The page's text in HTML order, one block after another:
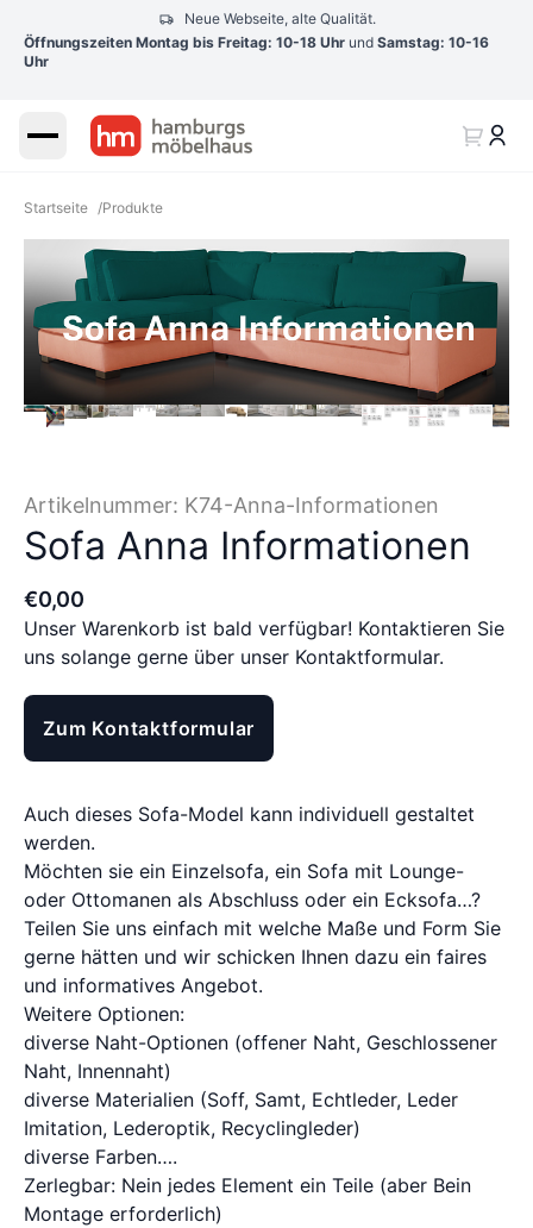
Neue Webseite, alte Qualität.
Öffnungszeiten Montag bis Freitag: 10-18 Uhr und Samstag: 10-16
Uhr
Startseite /Produkte
Artikelnummer: K74-Anna-Informationen
Sofa Anna Informationen
€0,00
Unser Warenkorb ist bald verfügbar! Kontaktieren Sie
uns solange gerne über unser Kontaktformular.
Zum Kontaktformular
Auch dieses Sofa-Model kann individuell gestaltet
werden.
Möchten sie ein Einzelsofa, ein Sofa mit Lounge-
oder Ottomanen als Abschluss oder ein Ecksofa…?
Teilen Sie uns einfach mit welche Maße und Form Sie
gerne hätten und wir schicken Ihnen dazu ein faires
und informatives Angebot.
Weitere Optionen:
diverse Naht-Optionen (offener Naht, Geschlossener
Naht, Innennaht)
diverse Materialien (Soff, Samt, Echtleder, Leder
Imitation, Lederoptik, Recyclingleder)
diverse Farben….
Zerlegbar: Nein jedes Element ein Teile (aber Bein
Montage erforderlich)